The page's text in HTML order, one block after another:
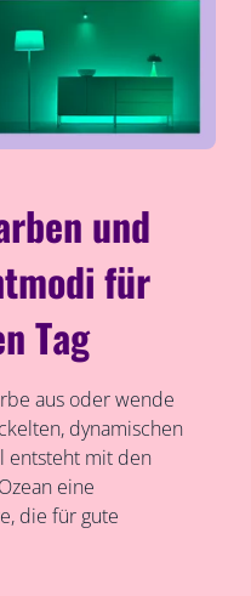
und
für
Tag
aus oder wende
dynamischen
entsteht mit den
eine
die für gute